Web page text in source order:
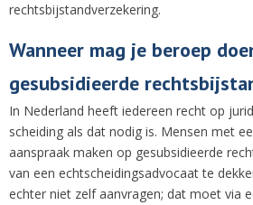
rechtsbijstandverzekering.
Wanneer mag je beroep
gesubsidieerde
In Nederland heeft iedereen recht op
scheiding als dat nodig is. Mensen met
aanspraak maken op gesubsidieerde
van een echtscheidingsadvocaat te
echter niet zelf aanvragen; dat moet via